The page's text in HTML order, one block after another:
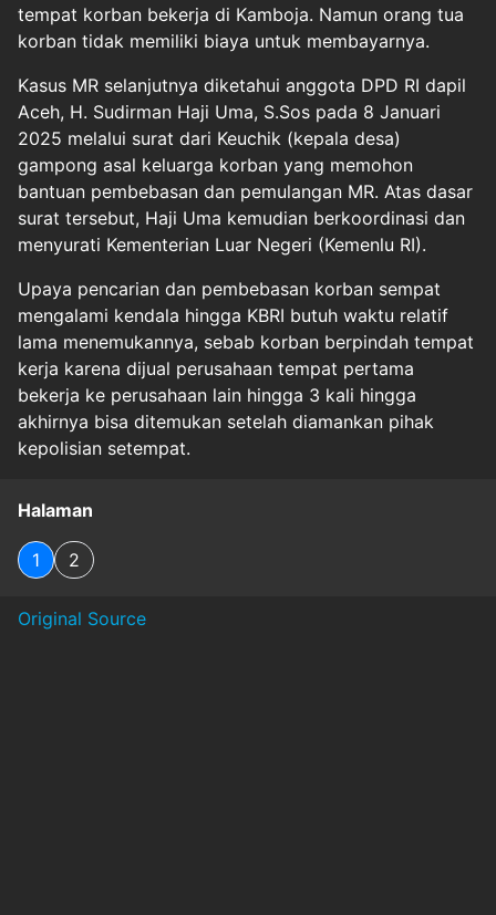
tempat korban bekerja di Kamboja. Namun orang tua
korban tidak memiliki biaya untuk membayarnya.
Kasus MR selanjutnya diketahui anggota DPD RI dapil
Aceh, H. Sudirman Haji Uma, S.Sos pada 8 Januari
2025 melalui surat dari Keuchik (kepala desa)
gampong asal keluarga korban yang memohon
bantuan pembebasan dan pemulangan MR. Atas dasar
surat tersebut, Haji Uma kemudian berkoordinasi dan
menyurati Kementerian Luar Negeri (Kemenlu RI).
Upaya pencarian dan pembebasan korban sempat
mengalami kendala hingga KBRI butuh waktu relatif
lama menemukannya, sebab korban berpindah tempat
kerja karena dijual perusahaan tempat pertama
bekerja ke perusahaan lain hingga 3 kali hingga
akhirnya bisa ditemukan setelah diamankan pihak
kepolisian setempat.
Halaman
1 2
Original Source